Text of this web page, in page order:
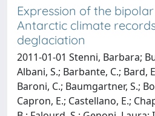
Expression of the
Antarctic climate
deglaciation
2011-01-01 Stenni, Barbara;
Albani, S.; Barbante, C.; Bard,
Baroni, C.; Baumgartner, S.;
Capron, E.; Castellano, E.;